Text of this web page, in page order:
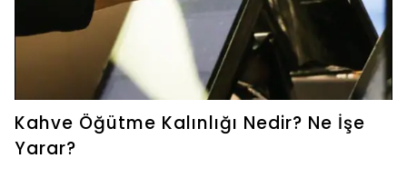
Kahve Öğütme Kalınlığı Nedir? Ne İşe
Yarar?